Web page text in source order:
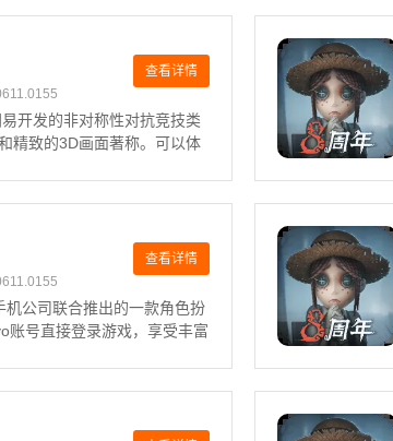
查看详情
开发的非对称性对抗竞技类
精致的3D画面著称。可以体
查看详情
公司联合推出的一款角色扮
账号直接登录游戏，享受丰富